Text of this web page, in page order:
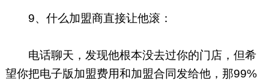
9、什么加盟商直接让他滚：
电话聊天，发现他根本没去过你的门店，但希
望你把电子版加盟费用和加盟合同发给他，那99%